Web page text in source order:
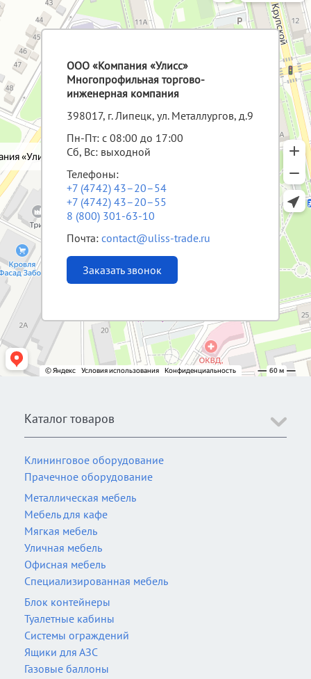
ООО «Компания «Улисс»
Многопрофильная торгово-
инженерная компания
398017, г. Липецк, ул. Металлургов, д.9
Пн-Пт: с 08:00 до 17:00
Сб, Вс: выходной
Телефоны:
+7 (4742) 43–20–54
+7 (4742) 43–20–55
8 (800) 301-63-10
Почта:contact@uliss-trade.ru
Заказать звонок
Каталог товаров
Клининговое оборудование
Прачечное оборудование
Металлическая мебель
Мебель для кафе
Мягкая мебель
Уличная мебель
Офисная мебель
Специализированная мебель
Блок контейнеры
Туалетные кабины
Системы ограждений
Ящики для АЗС
Газовые баллоны